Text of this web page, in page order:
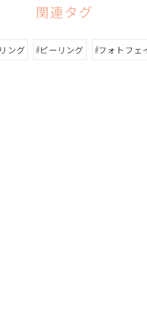
関連タグ
ング #ピーリング #フォトフェ